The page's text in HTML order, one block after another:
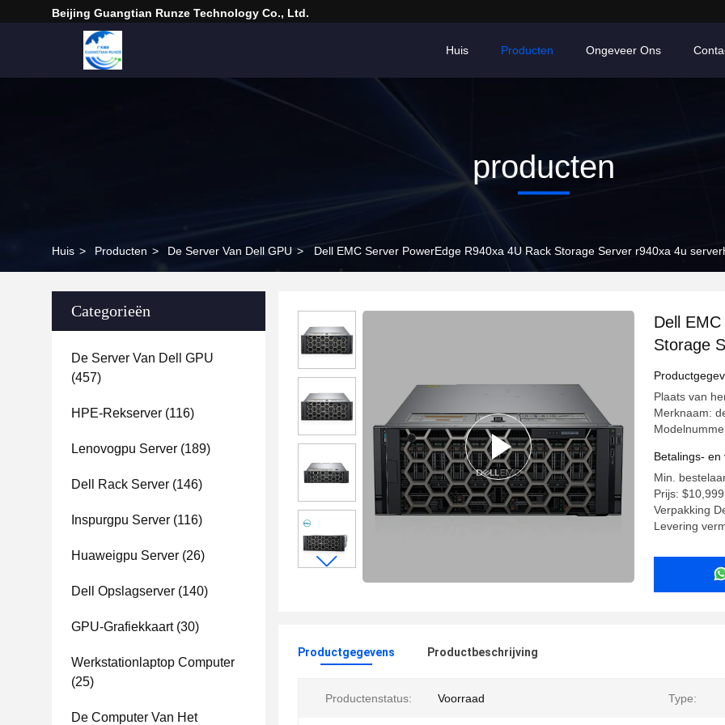
Beijing Guangtian Runze Technology Co., Ltd.
Huis Producten Ongeveer Ons
producten
Huis > Producten > De Server Van Dell GPU > Dell EMC Server PowerEdge R940xa 4U Rack Storage Server r940xa 4u
Categorieën
De Server Van Dell GPU
(457)
HPE-Rekserver (116)
Lenovogpu Server (189)
Dell Rack Server (146)
Inspurgpu Server (116)
Huaweigpu Server (26)
Dell Opslagserver (140)
GPU-Grafiekkaart(30)
Werkstationlaptop Computer
(25)
De Computer Van Het
Dell
Storage
Plaats van
Merknaam:
Betalings-
Min.
Prijs:
Verpakking
Levering
Productgegevens Productbeschrijving
Productenstatus: Voorraad Type: